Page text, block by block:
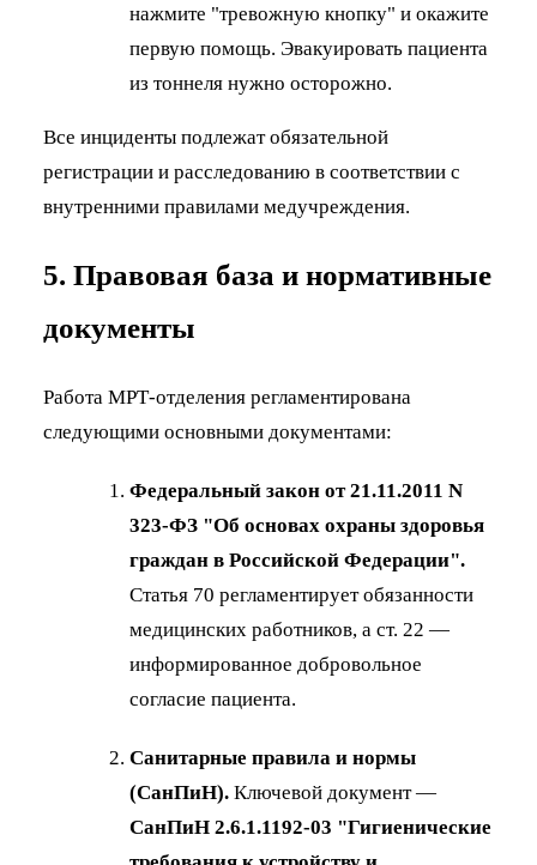
нажмите "тревожную кнопку" и окажите
первую помощь. Эвакуировать пациента
из тоннеля нужно осторожно.
Все инциденты подлежат обязательной
регистрации и расследованию в соответствии с
внутренними правилами медучреждения.
5. Правовая база и нормативные
документы
Работа МРТ-отделения регламентирована
следующими основными документами:
Федеральный закон от 21.11.2011 N
323-ФЗ "Об основах охраны здоровья
граждан в Российской Федерации".
Статья 70 регламентирует обязанности
медицинских работников, а ст. 22 —
информированное добровольное
согласие пациента.
Санитарные правила и нормы
(СанПиН). Ключевой документ —
СанПиН 2.6.1.1192-03 "Гигиенические